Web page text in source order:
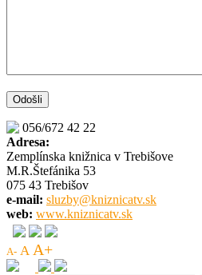
056/672 42 22
Adresa:
Zemplínska knižnica v Trebišove
M.R.Štefánika 53
075 43 Trebišov
e-mail: sluzby@kniznicatv.sk
web: www.kniznicatv.sk
A- A A+